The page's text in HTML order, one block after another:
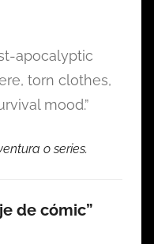
apocalyptic
torn clothes,
mood.”
o series.
de cómic”